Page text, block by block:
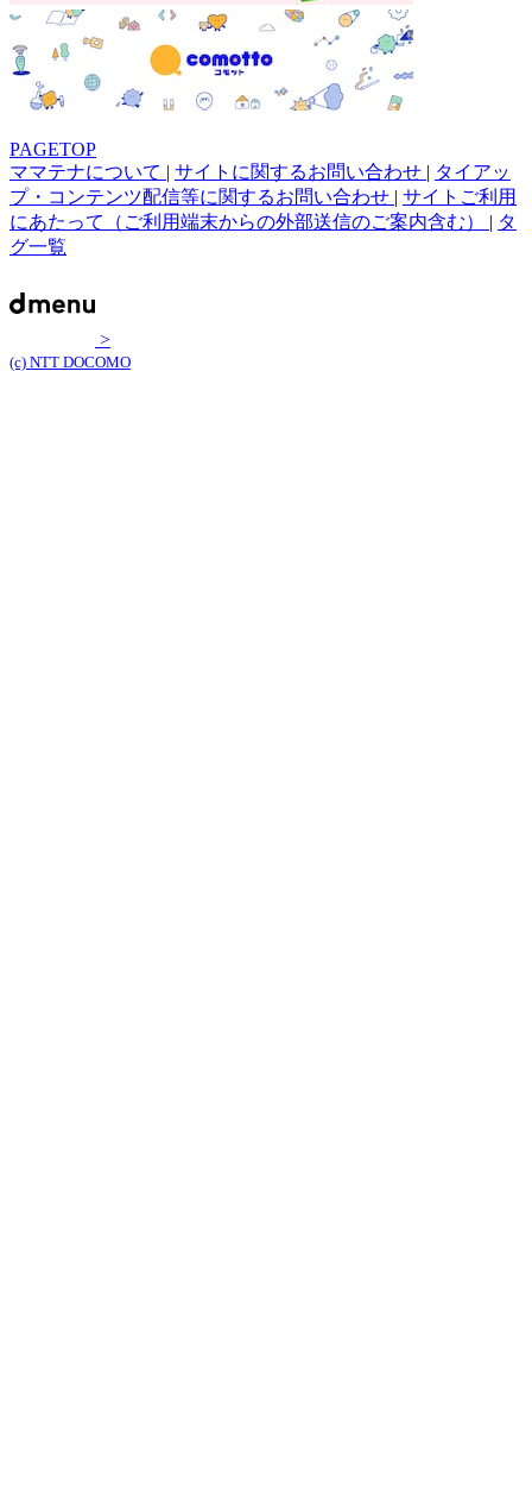
PAGETOP
ママテナについて | サイトに関するお問い合わせ | タイアッ
プ・コンテンツ配信等に関するお問い合わせ | サイトご利用
にあたって（ご利用端末からの外部送信のご案内含む） | タ
グ一覧
>
(c) NTT DOCOMO